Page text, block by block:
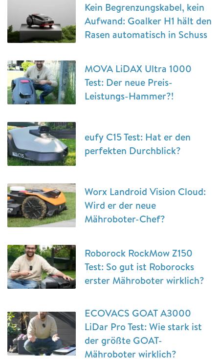
Kein Begrenzungskabel, kein
Aufwand: Goalker H1 hält den
Rasen automatisch in Schuss
MOVA LiDAX Ultra 1000
Test: Der neue Preis-
Leistungs-Hammer?!
eufy C15 Test: Hat er den
perfekten Durchblick?
Worx Landroid Vision Cloud:
Wird er der neue
Mähroboter-Chef?
Roborock RockMow Z150
Test: So gut ist Roborocks
erster Mähroboter wirklich?
ECOVACS GOAT A3000
LiDar Pro Test: Wie stark ist
der größte GOAT-
Mähroboter wirklich?